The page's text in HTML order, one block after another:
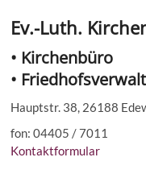
Ev.-Luth.
• Kirchenbüro
•
Hauptstr. 38, 26188
fon: 04405 / 7011
Kontaktformular